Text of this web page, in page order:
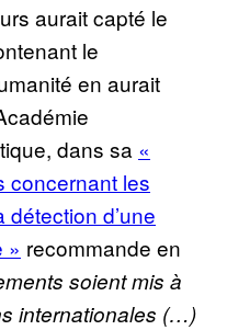
aurait capté le
le
en aurait
dans sa «
concernant les
d’une
» recommande en
soient mis à
internationales (…)